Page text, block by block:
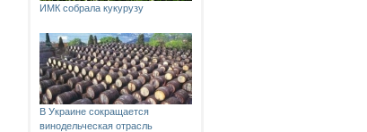
ИМК собрала кукурузу
В Украине сокращается
винодельческая отрасль